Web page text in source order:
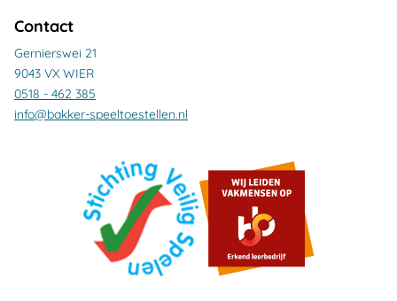
Contact
Gernierswei 21
9043 VX WIER
0518 - 462 385
info@bakker-speeltoestellen.nl